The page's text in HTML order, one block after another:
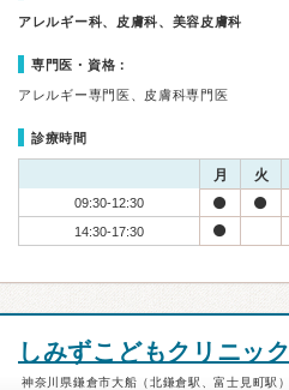
アレルギー科、皮膚科、美容皮膚科
専門医・資格：
アレルギー専門医、皮膚科専門医
診療時間
月 火
09:30-12:30
14:30-17:30
しみずこどもクリニック
神奈川県鎌倉市大船（北鎌倉駅、富士見町駅）